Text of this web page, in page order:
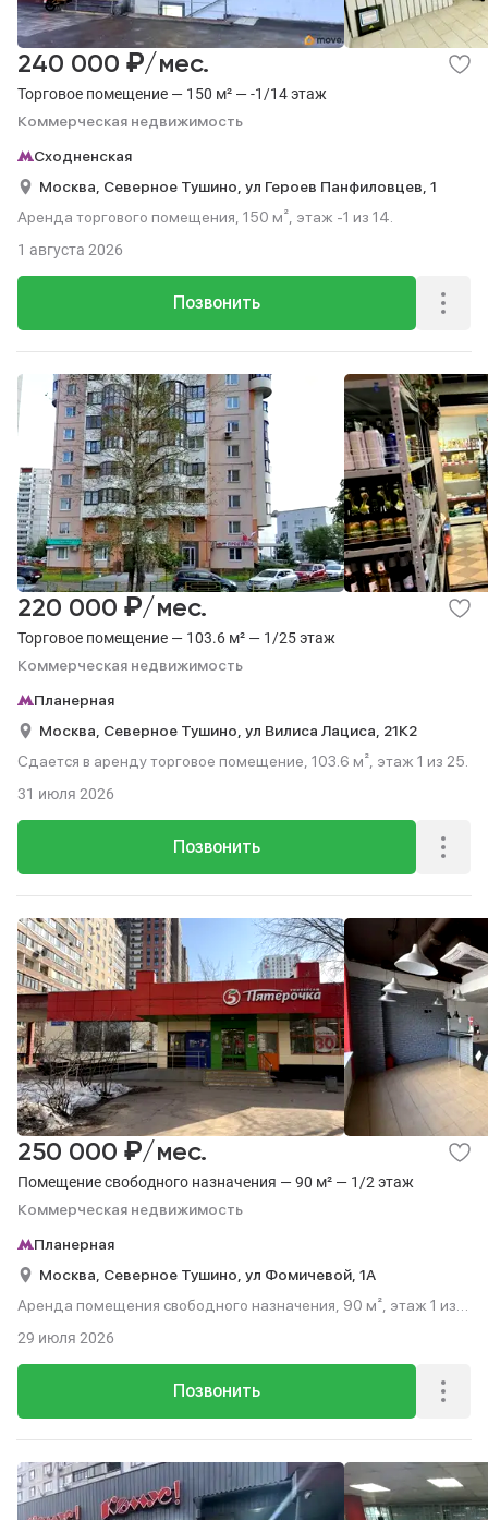
Торговое помещение — 150 м² — -1/14 этаж
Коммерческая недвижимость
240 000 ₽/мес.
Сходненская
Москва, Северное Тушино, ул Героев Панфиловцев, 1
Аренда торгового помещения, 150 м², этаж -1 из 14.
Позвонить
1 августа 2026
Торговое помещение — 103.6 м² — 1/25 этаж
Коммерческая недвижимость
220 000 ₽/мес.
Планерная
Москва, Северное Тушино, ул Вилиса Лациса, 21К2
Сдается в аренду торговое помещение, 103.6 м², этаж 1 из 25.
Позвонить
31 июля 2026
Помещение свободного назначения — 90 м² — 1/2 этаж
Коммерческая недвижимость
250 000 ₽/мес.
Планерная
Москва, Северное Тушино, ул Фомичевой, 1А
Аренда помещения свободного назначения, 90 м², этаж 1 из
Позвонить
29 июля 2026